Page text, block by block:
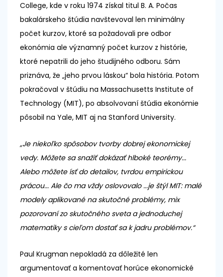
College, kde v roku 1974 získal titul B. A. Počas
bakalárskeho štúdia navštevoval len minimálny
počet kurzov, ktoré sa požadovali pre odbor
ekonómia ale významný počet kurzov z histórie,
ktoré nepatrili do jeho študijného odboru. Sám
priznáva, že „jeho prvou láskou“ bola história. Potom
pokračoval v štúdiu na Massachusetts Institute of
Technology (MIT), po absolvovaní štúdia ekonómie
pôsobil na Yale, MIT aj na Stanford University.
„Je niekoľko spôsobov tvorby dobrej ekonomickej
vedy. Môžete sa snažiť dokázať hlboké teorémy...
Alebo môžete ísť do detailov, tvrdou empirickou
prácou... Ale čo ma vždy oslovovalo ...je štýl MIT: malé
modely aplikované na skutočné problémy, mix
pozorovaní zo skutočného sveta a jednoduchej
matematiky s cieľom dostať sa k jadru problémov.“
Paul Krugman nepokladá za dôležité len
argumentovať a komentovať horúce ekonomické